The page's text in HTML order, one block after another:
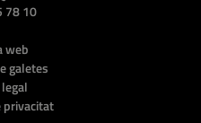
78 10
web
galetes
privacitat